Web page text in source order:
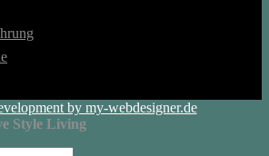
by my-webdesigner.de
Style Living